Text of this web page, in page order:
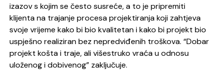
izazov s kojim se često susreće, a to je pripremiti
klijenta na trajanje procesa projektiranja koji zahtjeva
svoje vrijeme kako bi bio kvalitetan i kako bi projekt bio
uspješno realiziran bez nepredviđenih troškova. “Dobar
projekt košta i traje, ali višestruko vraća u odnosu
uloženog i dobivenog” zaključuje.